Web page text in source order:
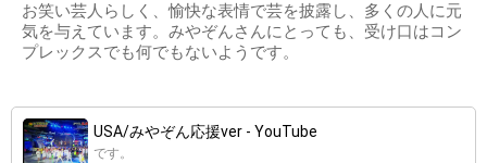
お笑い芸人らしく、愉快な表情で芸を披露し、多くの人に元
気を与えています。みやぞんさんにとっても、受け口はコン
プレックスでも何でもないようです。
USA/みやぞん応援ver - YouTube
です。